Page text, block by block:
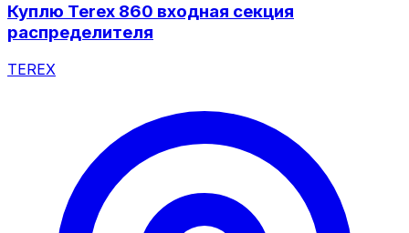
Куплю Terex 860 входная секция
распределителя
TEREX